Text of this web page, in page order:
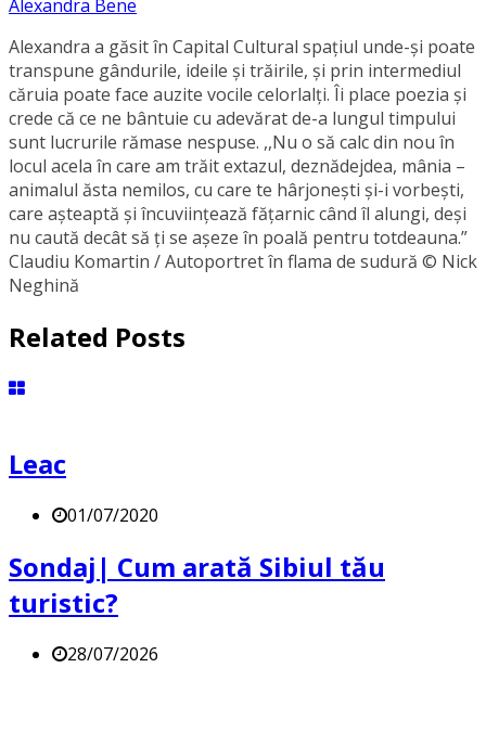
Alexandra Bene
Alexandra a găsit în Capital Cultural spațiul unde-și poate
transpune gândurile, ideile și trăirile, și prin intermediul
căruia poate face auzite vocile celorlalți. Îi place poezia și
crede că ce ne bântuie cu adevărat de-a lungul timpului
sunt lucrurile rămase nespuse. ,,Nu o să calc din nou în
locul acela în care am trăit extazul, deznădejdea, mânia –
animalul ăsta nemilos, cu care te hârjonești și-i vorbești,
care așteaptă și încuviințează fățarnic când îl alungi, deși
nu caută decât să ți se așeze în poală pentru totdeauna.”
Claudiu Komartin / Autoportret în flama de sudură © Nick
Neghină
Related Posts
Leac
01/07/2020
Sondaj| Cum arată Sibiul tău
turistic?
28/07/2026